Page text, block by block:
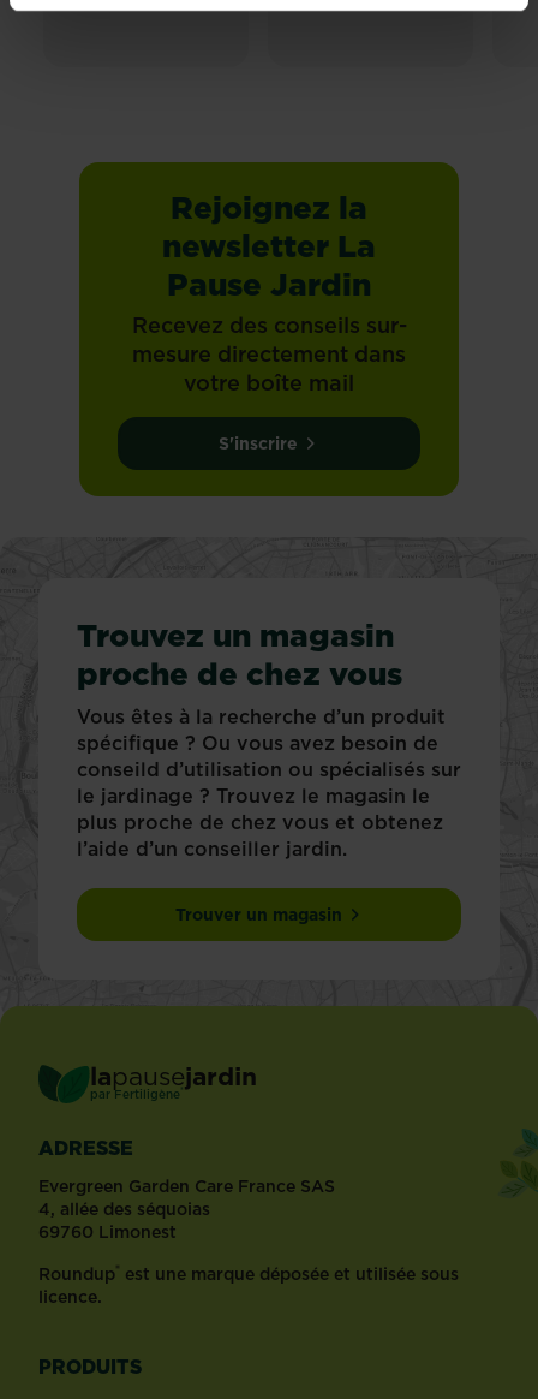
Rejoignez la
newsletter La
Pause Jardin
Recevez des conseils sur-
mesure directement dans
votre boîte mail
S'inscrire
Trouvez un magasin
proche de chez vous
Vous êtes à la recherche d’un produit
spécifique ? Ou vous avez besoin de
conseild d’utilisation ou spécialisés sur
le jardinage ? Trouvez le magasin le
plus proche de chez vous et obtenez
l’aide d’un conseiller jardin.
Trouver un magasin
lapausejardin
par Fertiligène ®
ADRESSE
Evergreen Garden Care France SAS
4, allée des séquoias
69760 Limonest
Roundup® est une marque déposée et utilisée sous
licence.
PRODUITS